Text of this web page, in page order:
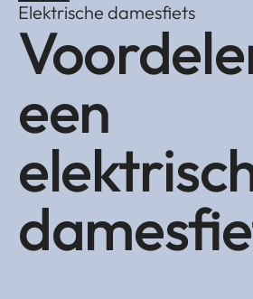
Elektrische damesfiets
een